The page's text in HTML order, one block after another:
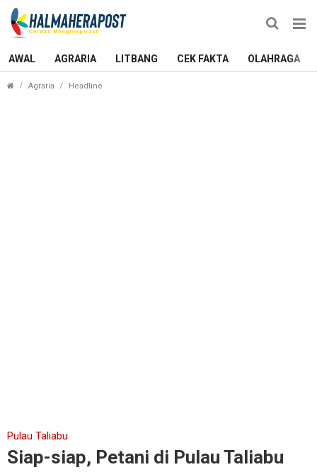
AWAL AGRARIA LITBANG CEK FAKTA OLAHRAGA
Agraria Headline
Pulau Taliabu
Siap-siap, Petani di Pulau Taliabu